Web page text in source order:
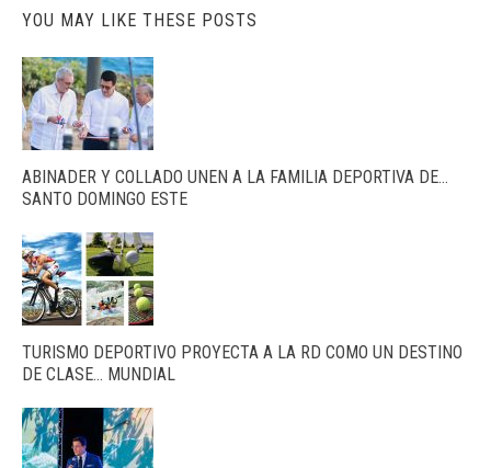
YOU MAY LIKE THESE POSTS
ABINADER Y COLLADO UNEN A LA FAMILIA DEPORTIVA DE…
SANTO DOMINGO ESTE
TURISMO DEPORTIVO PROYECTA A LA RD COMO UN DESTINO
DE CLASE… MUNDIAL